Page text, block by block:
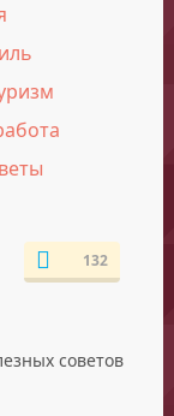
132
советов